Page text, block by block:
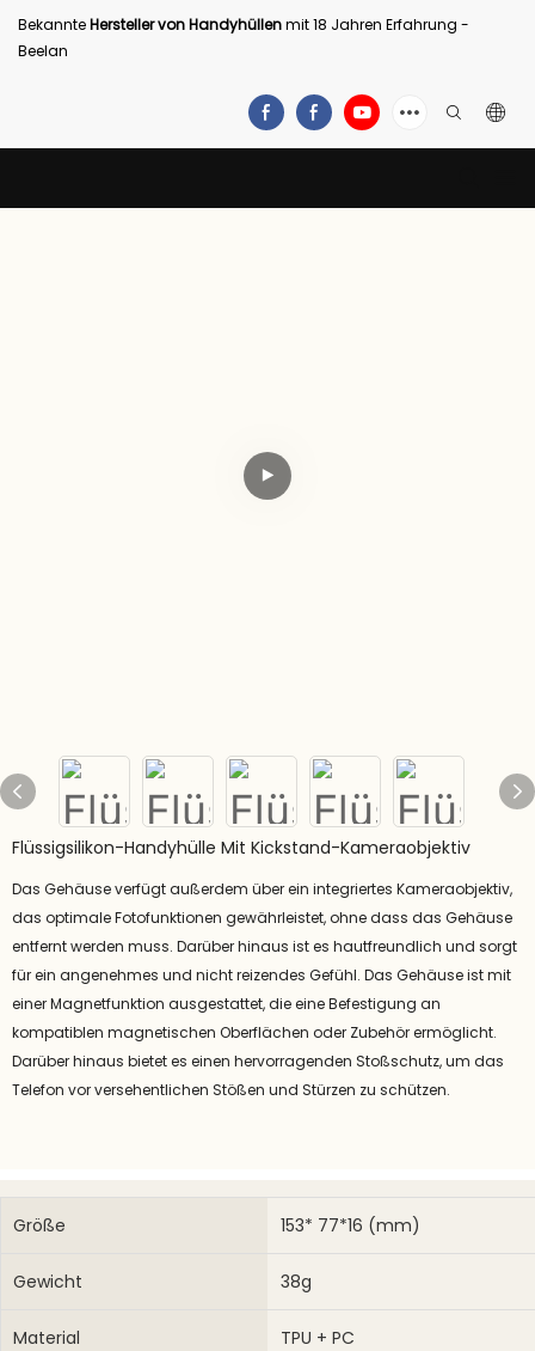
BekannteHersteller von Handyhüllenmit 18 Jahren Erfahrung -
Beelan
Flüssigsilikon-Handyhülle Mit Kickstand-Kameraobjektiv
Das Gehäuse verfügt außerdem über ein integriertes Kameraobjektiv,
das optimale Fotofunktionen gewährleistet, ohne dass das Gehäuse
entfernt werden muss. Darüber hinaus ist es hautfreundlich und sorgt
für ein angenehmes und nicht reizendes Gefühl. Das Gehäuse ist mit
einer Magnetfunktion ausgestattet, die eine Befestigung an
kompatiblen magnetischen Oberflächen oder Zubehör ermöglicht.
Darüber hinaus bietet es einen hervorragenden Stoßschutz, um das
Telefon vor versehentlichen Stößen und Stürzen zu schützen.
Größe 153* 77*16 (mm)
Gewicht 38g
Material TPU + PC